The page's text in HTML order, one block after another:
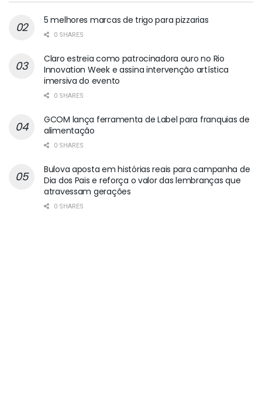
5 melhores marcas de trigo para pizzarias
0 SHARES
Claro estreia como patrocinadora ouro no Rio
Innovation Week e assina intervenção artística
imersiva do evento
0 SHARES
GCOM lança ferramenta de Label para franquias de
alimentação
0 SHARES
Bulova aposta em histórias reais para campanha de
Dia dos Pais e reforça o valor das lembranças que
atravessam gerações
0 SHARES